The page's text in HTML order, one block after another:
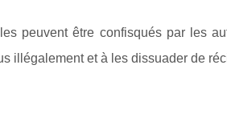
peuvent être confisqués par les
illégalement et à les dissuader de